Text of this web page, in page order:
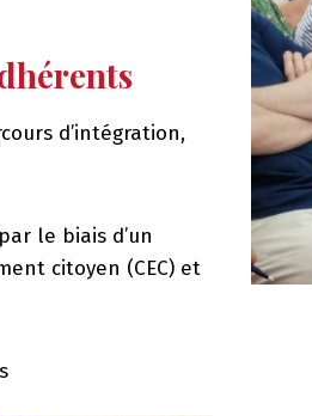
d’intégration,
le biais d’un
citoyen (CEC) et